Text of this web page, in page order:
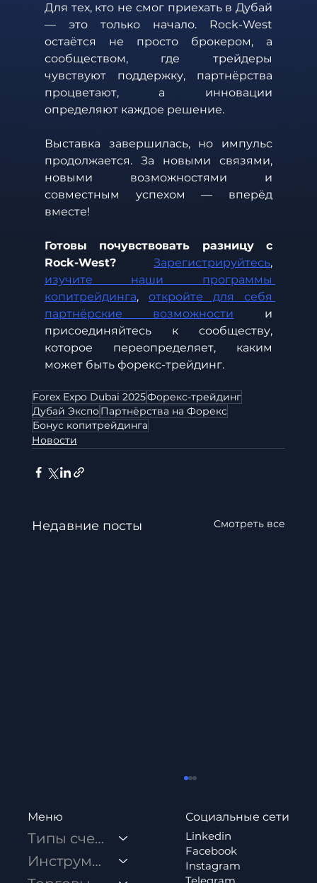
Для тех, кто не смог приехать в Дубай
— это только начало. Rock-West
остаётся не просто брокером, а
сообществом, где трейдеры
чувствуют поддержку, партнёрства
процветают, а инновации
определяют каждое решение.
Выставка завершилась, но импульс
продолжается. За новыми связями,
новыми возможностями и
совместным успехом — вперёд
вместе!
Готовы почувствовать разницу с
Rock-West?
Зарегистрируйтесь
изучите наши программы
копитрейдинга, откройте для себя
партнёрские возможности и
присоединяйтесь к сообществу,
которое переопределяет, каким
может быть форекс-трейдинг.
Forex Expo Dubai 2025Форекс-трейдинг
Дубай ЭкспоПартнёрства на Форекс
Бонус копитрейдинга
Новости
Недавние посты Смотреть все
Меню
Типы счетов
Инструменты
Социальные сети
Linkedin
Facebook
Instagram